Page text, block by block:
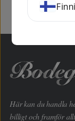
Här kan du handla
billigt och framför